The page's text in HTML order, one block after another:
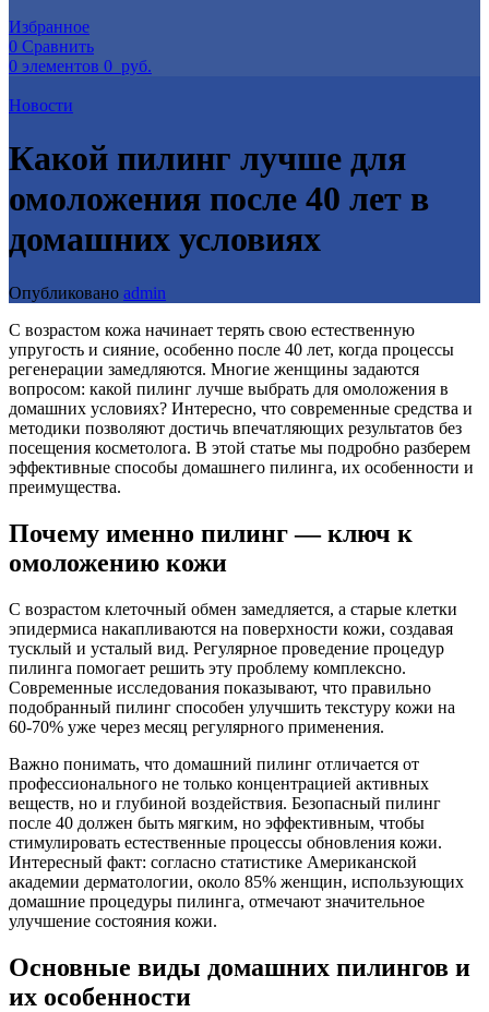
Избранное
0 Сравнить
0 элементов 0 руб.
Новости
Какой пилинг лучше для
омоложения после 40 лет в
домашних условиях
Опубликовано admin
С возрастом кожа начинает терять свою естественную
упругость и сияние, особенно после 40 лет, когда процессы
регенерации замедляются. Многие женщины задаются
вопросом: какой пилинг лучше выбрать для омоложения в
домашних условиях? Интересно, что современные средства и
методики позволяют достичь впечатляющих результатов без
посещения косметолога. В этой статье мы подробно разберем
эффективные способы домашнего пилинга, их особенности и
преимущества.
Почему именно пилинг — ключ к
омоложению кожи
С возрастом клеточный обмен замедляется, а старые клетки
эпидермиса накапливаются на поверхности кожи, создавая
тусклый и усталый вид. Регулярное проведение процедур
пилинга помогает решить эту проблему комплексно.
Современные исследования показывают, что правильно
подобранный пилинг способен улучшить текстуру кожи на
60-70% уже через месяц регулярного применения.
Важно понимать, что домашний пилинг отличается от
профессионального не только концентрацией активных
веществ, но и глубиной воздействия. Безопасный пилинг
после 40 должен быть мягким, но эффективным, чтобы
стимулировать естественные процессы обновления кожи.
Интересный факт: согласно статистике Американской
академии дерматологии, около 85% женщин, использующих
домашние процедуры пилинга, отмечают значительное
улучшение состояния кожи.
Основные виды домашних пилингов и
их особенности